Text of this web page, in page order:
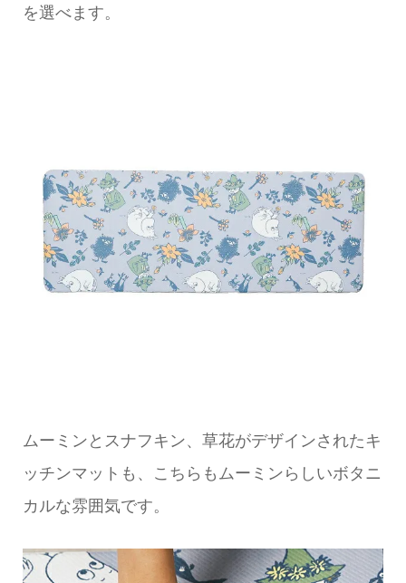
を選べます。
ムーミンとスナフキン、草花がデザインされたキ
ッチンマットも、こちらもムーミンらしいボタニ
カルな雰囲気です。